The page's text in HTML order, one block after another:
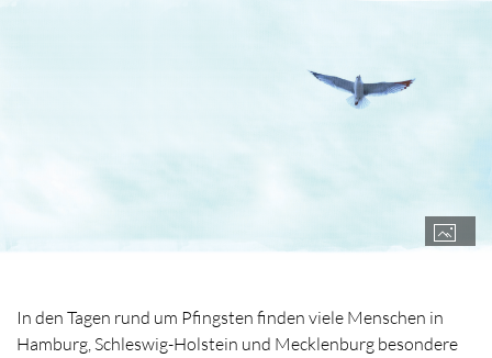
In den Tagen rund um Pfingsten finden viele Menschen in
Hamburg, Schleswig-Holstein und Mecklenburg besondere